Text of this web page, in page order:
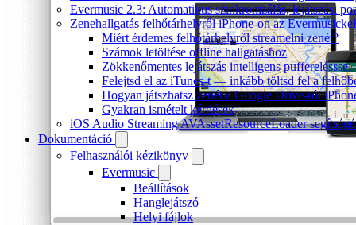
Evermusic 2.3: Automatikus szinkronizálás, lejátszási
Zenehallgatás felhőtárhelyről iPhone-on az Evermusickel
Miért érdemes felhőtárhelyről streamelni zenét?
Számok letöltése offline hallgatáshoz
Zökkenőmentes lejátszás intelligens pufferelésssel
Felejtsd el az iTunes-t — inkább töltsd fel a
Hogyan játszhatsz zenét a Google Drive-ról
Gyakran ismételt kérdések
iOS Audio Streaming AVAssetResourceLoader
Dokumentáció
Felhasználói kézikönyv
Evermusic
Beállítások
Hanglejátszó
Helyi fájlok